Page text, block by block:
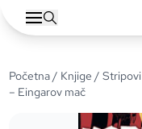
Početna/ Knjige /Stripovi
– Eingarov mač